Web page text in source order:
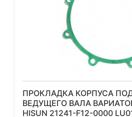
ПРОКЛАДКА КОРПУСА
ВЕДУЩЕГО ВАЛА
HISUN 21241-F12-0000